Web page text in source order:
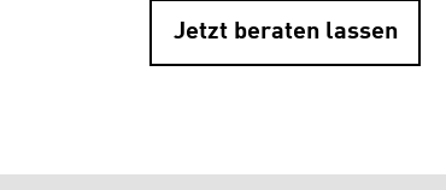
Jetzt beraten lassen